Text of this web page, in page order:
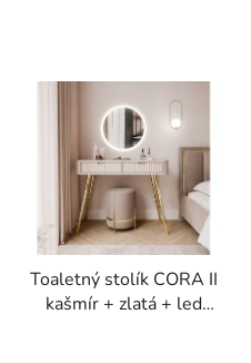
Toaletný stolík CORA II
kašmír + zlatá + led